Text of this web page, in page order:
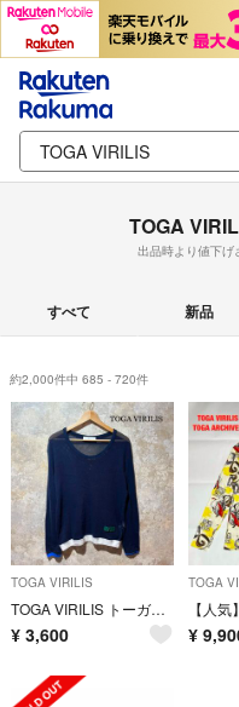
TOGA
出品時より値下げ
すべて 新品
約2,000件中 685 - 720件
TOGA VIRILIS
TOGA VIRILIS トーガビリリース メッシュカットソー ロンT
¥ 3,600
TOGA
¥